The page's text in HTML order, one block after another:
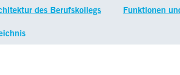
des Berufskollegs Funktionen